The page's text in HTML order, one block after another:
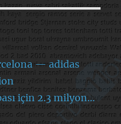
— adidas
için 2.3 milyon…